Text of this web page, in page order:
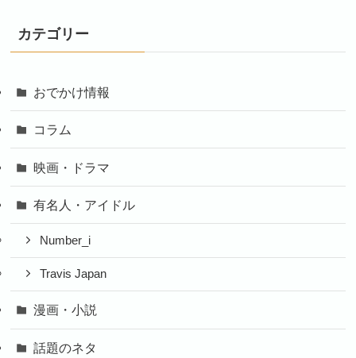
カテゴリー
おでかけ情報
コラム
映画・ドラマ
有名人・アイドル
Number_i
Travis Japan
漫画・小説
話題のネタ